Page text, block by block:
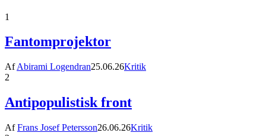
1
Fantomprojektor
AfAbirami Logendran25.06.26Kritik
2
Antipopulistisk front
AfFrans Josef Petersson26.06.26Kritik